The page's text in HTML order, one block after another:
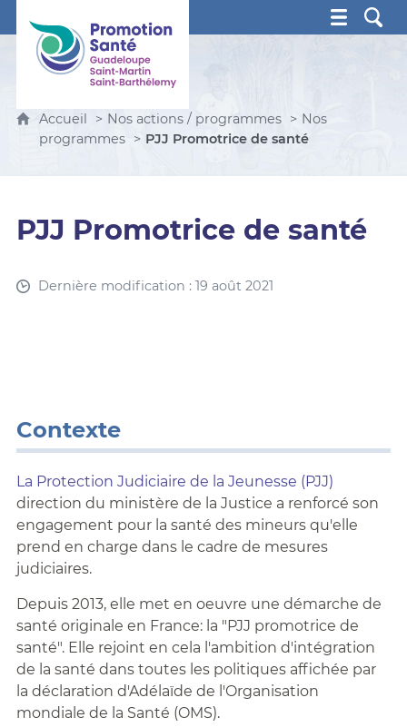
Promotion Santé Guadeloupe, Saint-Martin, Saint
Accueil Nos actions / programmes
Nos
programmes
PJJ Promotrice de santé
PJJ Promotrice de santé
Dernière modification : 19 août 2021
Contexte
La Protection Judiciaire de la Jeunesse (PJJ)
direction du ministère de la Justice a renforcé son
engagement pour la santé des mineurs qu'elle
prend en charge dans le cadre de mesures
judiciaires.
Depuis 2013, elle met en oeuvre une démarche de
santé originale en France: la "PJJ promotrice de
santé". Elle rejoint en cela l'ambition d'intégration
de la santé dans toutes les politiques affichée par
la déclaration d'Adélaïde de l'Organisation
mondiale de la Santé (OMS).